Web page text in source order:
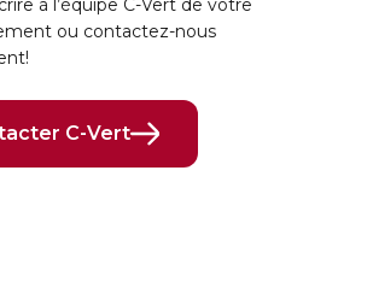
à l’équipe C-Vert de votre
ou contactez-nous
C-Vert